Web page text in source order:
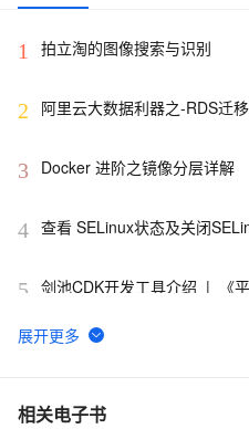
1 拍立淘的图像搜索与识别
2
阿里云大数据利器之-RDS迁
3 Docker 进阶之镜像分层详解
4 查看 SELinux状态及关闭
5 剑池CDK开发工具介绍  |  《
6 WebAssembly 在 MOSN 中的
7 userdel使用说明
相关电子书